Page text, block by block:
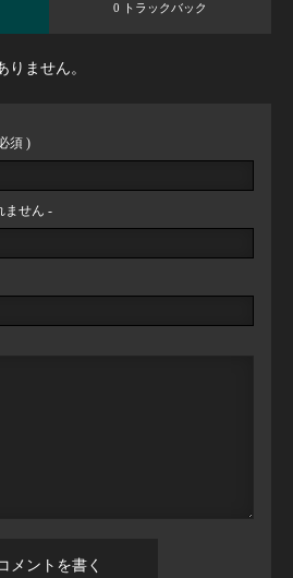
0 トラックバック
りません。
須 )
ません -